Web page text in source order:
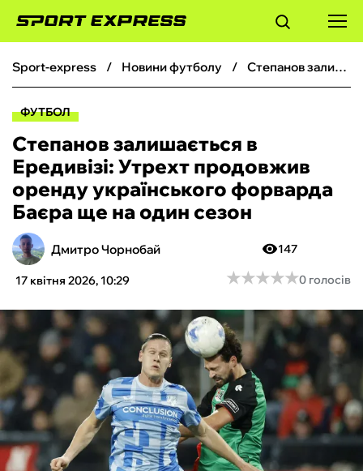
ФУТБОЛ
БОКС
ХОКЕЙ
ТЕНІС
КІБЕРСПОРТ
ЧС-2026
ФУТЗАЛ
ІНШІ
sport-express новини футболу Степанов залишається в Ередивізі: Утрехт продовжив оренду українського форварда Баєра ще на один сезон
ФУТБОЛ
Степанов залишається в
Ередивізі: Утрехт продовжив
оренду українського форварда
Баєра ще на один сезон
Дмитро Чорнобай
17 квітня 2026, 10:29
147
★★★★★
★★★★★0 голосів